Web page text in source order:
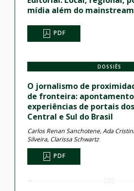
mídia além do mainstream
PDF
DOSSIÊS
O jornalismo de
de fronteira:
experiências de portais
Central e Sul do Brasil
Carlos Renan Sanchotene, Ada
Silveira, Clarissa Schwartz
PDF